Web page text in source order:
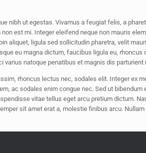
nibh ut egestas. Vivamus a feugiat felis, a
non est mi. Integer eleifend neque non mauris
aliquet, ligula sed sollicitudin pharetra, velit
eu magna dictum, faucibus ligula eu,
varius natoque penatibus et magnis dis
rhoncus lectus nec, sodales elit. Integer ex
ac sodales enim congue nec. Sed ut
vitae tellus eget arcu pretium dictum.
sit amet erat a, molestie finibus arcu. Nullam